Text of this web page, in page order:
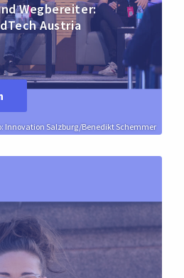
Innovation Salzburg/Benedikt Schemmer
Wegbereiter:
Austria